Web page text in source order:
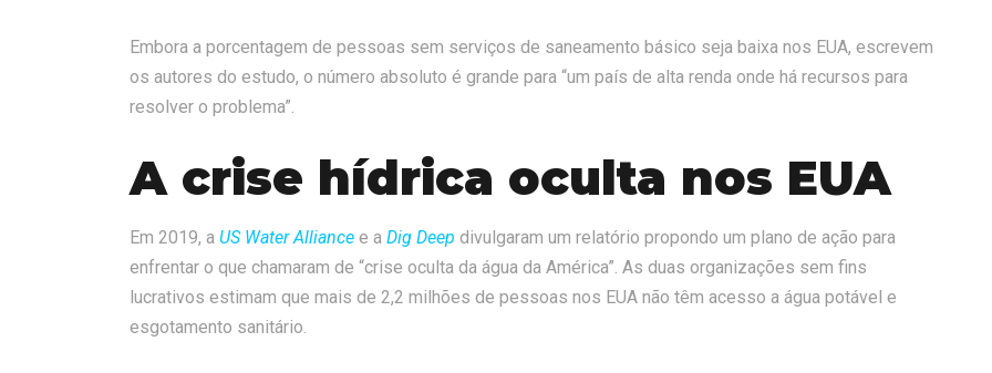
Embora a porcentagem de pessoas sem serviços de saneamento básico seja baixa nos EUA, escrevem
os autores do estudo, o número absoluto é grande para “um país de alta renda onde há recursos para
resolver o problema”.
A crise hídrica oculta nos EUA
Em 2019, a US Water Alliance e a Dig Deep divulgaram um relatório propondo um plano de ação para
enfrentar o que chamaram de “crise oculta da água da América”. As duas organizações sem fins
lucrativos estimam que mais de 2,2 milhões de pessoas nos EUA não têm acesso a água potável e
esgotamento sanitário.